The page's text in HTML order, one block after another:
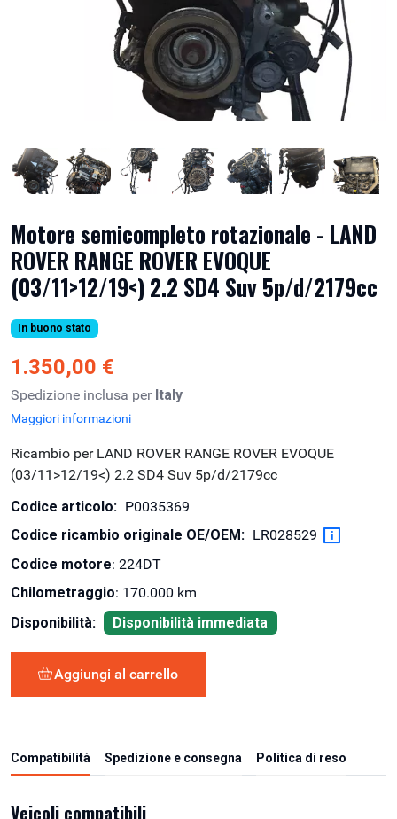
Motore semicompleto rotazionale - LAND
ROVER RANGE ROVER EVOQUE
(03/11>12/19<) 2.2 SD4 Suv 5p/d/2179cc
In buono stato
1.350,00 €
Spedizione inclusa per Italy
Maggiori informazioni
Ricambio per LAND ROVER RANGE ROVER EVOQUE
(03/11>12/19<) 2.2 SD4 Suv 5p/d/2179cc
Codice articolo: P0035369
Codice ricambio originale OE/OEM: LR028529
Codice motore: 224DT
Chilometraggio: 170.000 km
Disponibilità:
Disponibilità immediata
Aggiungi al carrello
Compatibilità Spedizione e consegna Politica di reso
Veicoli compatibili